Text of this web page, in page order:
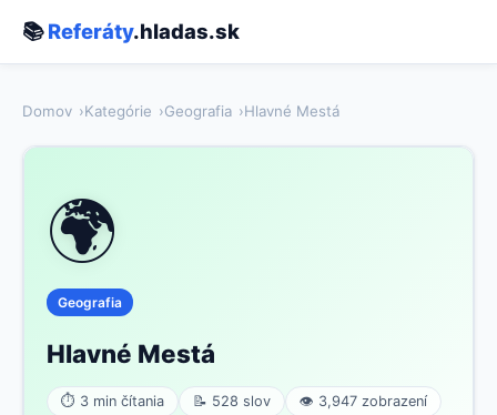
📚Referáty.hladas.sk
Domov Kategórie Geografia Hlavné Mestá
🌍
Geografia
Hlavné Mestá
⏱ 3 min čítania 📝 528 slov
👁 3,947 zobrazení